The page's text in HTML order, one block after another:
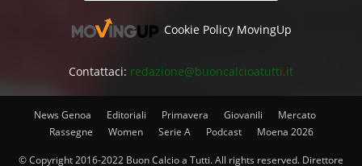
Cookie Policy MovingUp
Contattaci: redazione@buoncalcioatutti.it
News Genoa Editoriali Primavera Giovanili
Mercato
Rassegne
Women Serie A Podcast Moena 2026
© Copyright 2016-2022 Buon Calcio a Tutti. All rights reserved. Direttore